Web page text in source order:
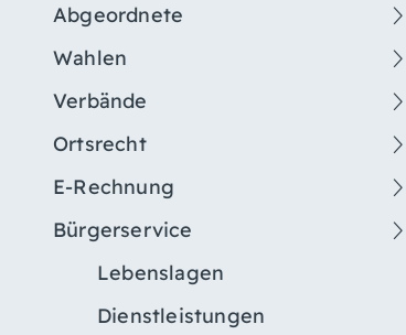
Abgeordnete
Wahlen
Verbände
Ortsrecht
E-Rechnung
Bürgerservice
Lebenslagen
Dienstleistungen